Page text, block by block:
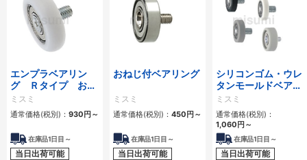
エンプラベアリン
グ Ｒタイプ おね
じ付
ミスミ
通常価格(税別)： 930円 ～
在庫品1日目～
当日出荷可能
おねじ付ベアリング
ミスミ
通常価格(税別)： 450円 ～
在庫品1日目～
当日出荷可能
シリコンゴム・ウレ
タンモールドベアリ
ング おねじ付フラ
ットタイプ
ミスミ
通常価格(税別)：
1,060円 ～
在庫品1日目～
当日出荷可能